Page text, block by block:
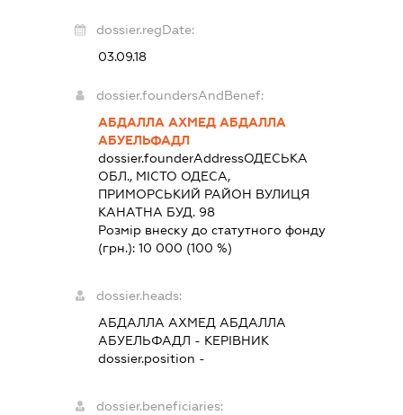
dossier.regDate:
03.09.18
dossier.foundersAndBenef:
АБДАЛЛА АХМЕД АБДАЛЛА
АБУЕЛЬФАДЛ
dossier.founderAddressОДЕСЬКА
ОБЛ., МІСТО ОДЕСА,
ПРИМОРСЬКИЙ РАЙОН ВУЛИЦЯ
КАНАТНА БУД. 98
Розмір внеску до статутного фонду
(грн.): 10 000 (100 %)
dossier.heads:
АБДАЛЛА АХМЕД АБДАЛЛА
АБУЕЛЬФАДЛ - КЕРІВНИК
dossier.position -
dossier.beneficiaries: